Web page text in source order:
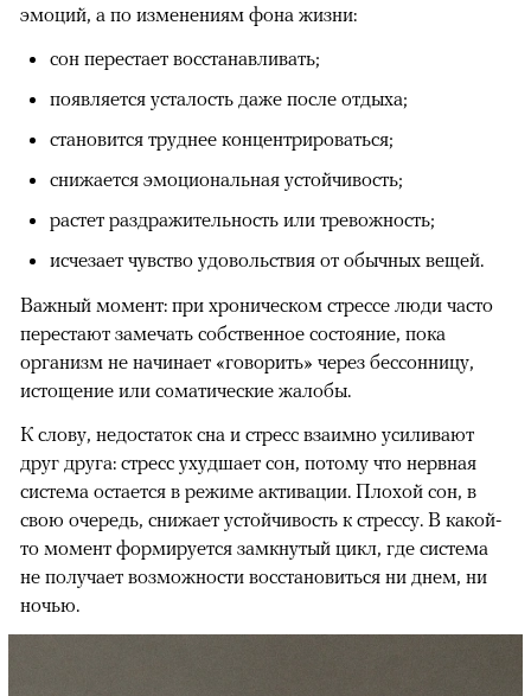
эмоций, а по изменениям фона жизни:
сон перестает восстанавливать;
появляется усталость даже после отдыха;
становится труднее концентрироваться;
снижается эмоциональная устойчивость;
растет раздражительность или тревожность;
исчезает чувство удовольствия от обычных вещей.
Важный момент: при хроническом стрессе люди часто
перестают замечать собственное состояние, пока
организм не начинает «говорить» через бессонницу,
истощение или соматические жалобы.
К слову, недостаток сна и стресс взаимно усиливают
друг друга: стресс ухудшает сон, потому что нервная
система остается в режиме активации. Плохой сон, в
свою очередь, снижает устойчивость к стрессу. В какой-
то момент формируется замкнутый цикл, где система
не получает возможности восстановиться ни днем, ни
ночью.